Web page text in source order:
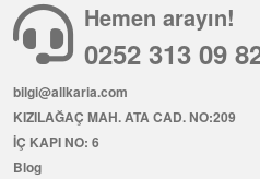
Hemen arayın!
0252 313 09
bilgi@allkaria.com
KIZILAĞAÇ MAH. ATA CAD. NO:209
İÇ KAPI NO: 6
Blog